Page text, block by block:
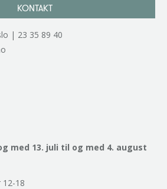
KONTAKT
| 23 35 89 40
med 13. juli til og med 4. august
18